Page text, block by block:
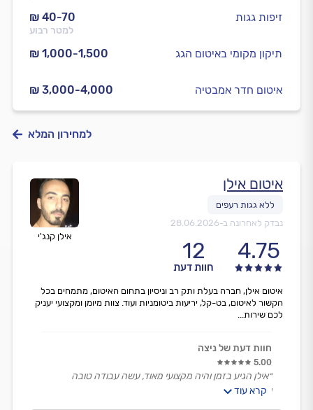
₪ 40-70
למטר רבוע
זיפות גגות
₪ 1,000-1,500 תיקון מקומי באיטום הגג
₪ 3,000-4,000 איטום חדר אמבטיה
למחירון המלא
אילן קנג'י
איטום אילן
נבדק לאחרונה ב-28.06.2026
4.75
12
חוות דעת
איטום אילן, חברה בעלת ותק רב וניסיון בתחום האיטום, מתמחים בכל
הקשור לאיטום, בט-קל, יריעות ביטומניות ועוד. צוות מיומן ומקצועי יעניק
לכם שירות...
חוות דעת של ניצה
5.00
״אילן הגיע בזמן והיה מקצועי מאוד, עשה עבודה טובה
ואיכותית.
קרא עוד